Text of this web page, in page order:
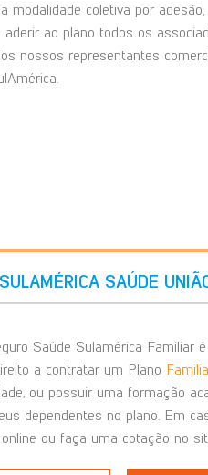
modalidade coletiva por adesão,
ao plano todos os
nossos representantes
SULAMÉRICA SAÚDE
Saúde Sulamérica Familiar
a contratar um Plano
ou possuir uma formação
dependentes no plano. Em
ou faça uma cotação no